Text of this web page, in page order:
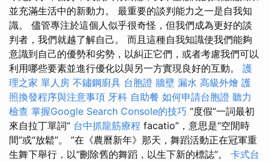
並充滿生活中的新動力。 最重要的談判能力之一是自我知
識。 儘管專注於這個人似乎很奇怪，但我們成為更好的談
判者，我們就越了解自己。 而且這種自我知識使我們能夠
意識到自己的優勢和劣勢，以糾正它們，或者考慮我們可以
利用哪些要素並進行優化以與另一方實現良好的互動。 護
理之家 單人房 不鏽鋼廚具 台胞證 牆壁 漏水 高級外燴 護
照換發程序與注意事項 牙科 自助餐 如何申請台胞證 聽力
檢查 掌握Google Search Console的技巧 “度假”一詞最初
來自拉丁單詞“ 台中抓龍筋療程 facatio”，意思是“空閒時
間”或“放鬆”。 ”在《農曆新年》那天，舞蹈活動正在冠軍重
生舞下舉行，以“刪除舊的舞蹈，以生下新的標誌”。 卡式台